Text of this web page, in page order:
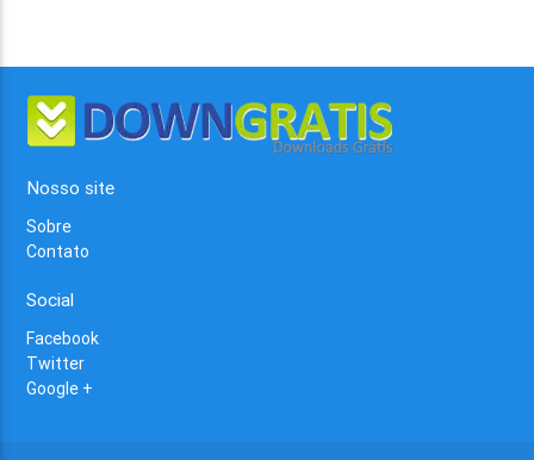
Nosso site
Sobre
Contato
Social
Facebook
Twitter
Google +